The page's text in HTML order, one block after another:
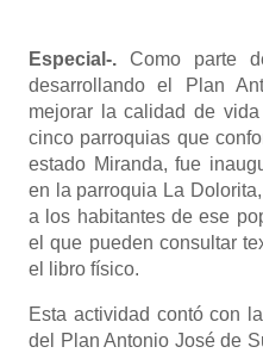
Especial-.Como parte
desarrollando el Plan
mejorar la calidad de
cinco parroquias que
estado Miranda, fue
en la parroquia La
a los habitantes de ese
el que pueden consultar
el libro físico.
Esta actividad contó con
del Plan Antonio José de